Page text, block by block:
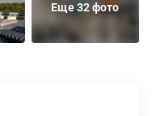
Еще 32 фото